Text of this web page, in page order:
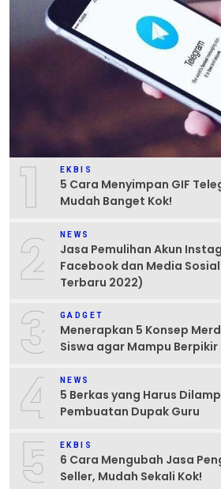
1 EKBIS
5 Cara Menyimpan GIF
Mudah Banget Kok!
2 NEWS
Jasa Pemulihan Akun
Facebook dan Media
Terbaru 2022)
3 GADGET
Menerapkan 5 Konsep
Siswa agar Mampu Berpikir
4 NEWS
5 Berkas yang Harus
Pembuatan Dupak Guru
5 EKBIS
6 Cara Mengubah Jasa
Seller, Mudah Sekali Kok!